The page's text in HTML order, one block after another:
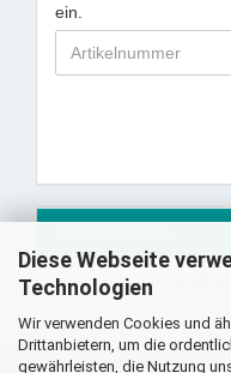
Diese Webseite
Technologien
Wir verwenden Cookies und
Drittanbietern, um die
gewährleisten, die Nutzung
ein.
Information für